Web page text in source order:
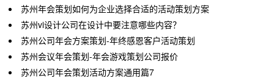
​苏州年会策划如何为企业选择合适的活动策划方案
苏州vi设计公司在设计中要注意哪些内容？
苏州公司年会方案策划-年终感恩客户活动策划
苏州会议年会策划-年会游戏策划公司报价
苏州公司年会策划活动方案通用篇7